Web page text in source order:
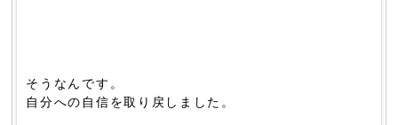
そうなんです。
自分への自信を取り戻しました。